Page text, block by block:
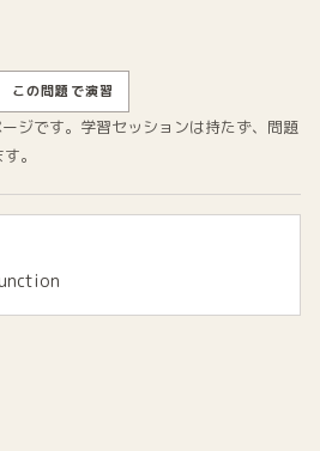
この問題で演習
ジです。学習セッションは持たず、問題
。